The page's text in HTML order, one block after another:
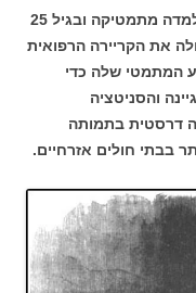
נייטינגל, בת למשפחת אצולה בריטית, למדה מתמטיקה ובגיל 25
את הקריירה הרפואית
המתמטי שלה כדי
והסניטציה
דרסטית בתמותה
בבתי חולים אזרחיים.